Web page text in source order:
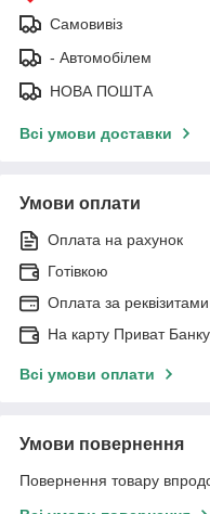
Самовивіз
- Автомобілем
НОВА ПОШТА
Всі умови доставки
Умови оплати
Оплата на рахунок
Готівкою
Оплата за реквізитами
На карту Приват Банку.
Всі умови оплати
Умови повернення
Повернення товару